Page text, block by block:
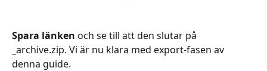
Spara länken och se till att den slutar på
_archive.zip. Vi är nu klara med export-fasen av
denna guide.